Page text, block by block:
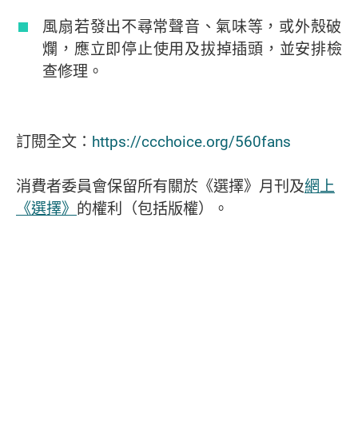
風扇若發出不尋常聲音、氣味等，或外殼破
爛，應立即停止使用及拔掉插頭，並安排檢
查修理。
訂閱全文： https://ccchoice.org/560fans
消費者委員會保留所有關於《選擇》月刊及網上
《選擇》 的權利（包括版權）。